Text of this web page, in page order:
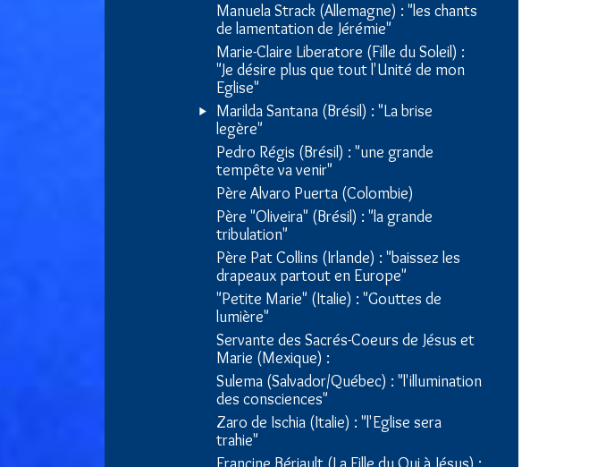
Manuela Strack (Allemagne) : "les chants
de lamentation de Jérémie"
Marie-Claire Liberatore (Fille du Soleil) :
"Je désire plus que tout l'Unité de mon
Eglise"
Marilda Santana (Brésil) : "La brise
legère"
Pedro Régis (Brésil) : "une grande
tempête va venir"
Père Alvaro Puerta (Colombie)
Père "Oliveira" (Brésil) : "la grande
tribulation"
Père Pat Collins (Irlande) : "baissez les
drapeaux partout en Europe"
"Petite Marie" (Italie) : "Gouttes de
lumière"
Servante des Sacrés-Coeurs de Jésus et
Marie (Mexique) :
Sulema (Salvador/Québec) : "l'illumination
des consciences"
Zaro de Ischia (Italie) : "l'Eglise sera
trahie"